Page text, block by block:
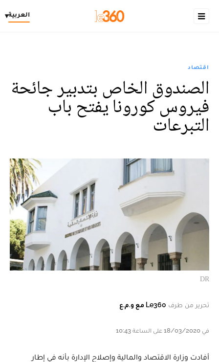
العربية▾
اقتصاد
الصندوق الخاص بتدبير جائحة
فيروس كورونا يفتح باب
التبرعات
DR
تحرير من طرف Le360 مع و.م.ع
في 18/03/2020 على الساعة 10:43
أفادت وزارة الاقتصاد والمالية وإصلاح الإدارة بأنه في إطار